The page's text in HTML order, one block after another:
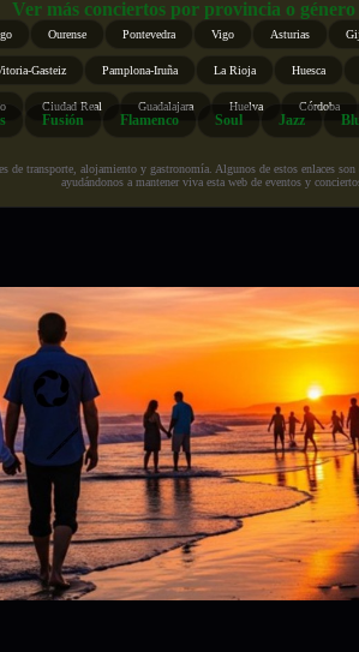
Ver más conciertos por provincia o género
Ourense Pontevedra Vigo Asturias
Gasteiz Pamplona-Iruña La Rioja Huesca
Ciudad Real Guadalajara Huelva Córdoba
Fusión Flamenco Soul Jazz
de transporte, alojamiento y gastronomía. Algunos de estos enlaces
ayudándonos a mantener viva esta web de eventos y